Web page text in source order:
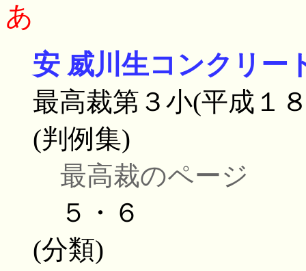
あ
安 威川生コンクリー
最高裁第３小(平成１
(判例集)
最高裁のページ
５・６
(分類)